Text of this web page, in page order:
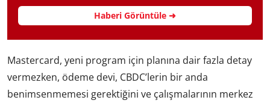
Haberi Görüntüle ➜
Mastercard, yeni program için planına dair fazla detay
vermezken, ödeme devi, CBDC’lerin bir anda
benimsenmemesi gerektiğini ve çalışmalarının merkez